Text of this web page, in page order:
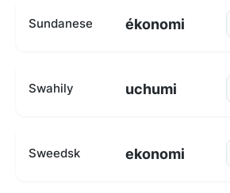
Sundanese ékonomi
Swahily uchumi
Sweedsk ekonomi